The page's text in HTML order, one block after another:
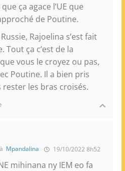
ça agace l’UE que
de Poutine.
Rajoelina s’est fait
Tout ça c’est de la
vous le croyez ou pas,
Poutine. Il a bien pris
rester les bras croisés.
Mpandalina 19/10/2022 8h52
mihinana ny IEM eo fa